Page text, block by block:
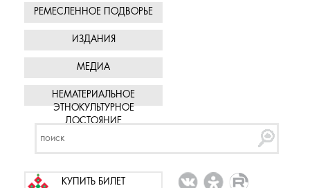
РЕМЕСЛЕННОЕ ПОДВОРЬЕ
ИЗДАНИЯ
МЕДИА
НЕМАТЕРИАЛЬНОЕ
ЭТНОКУЛЬТУРНОЕ
ДОСТОЯНИЕ
КУПИТЬ БИЛЕТ